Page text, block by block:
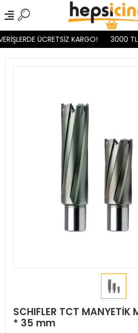
ÜCRETSİZ KARGO! 3000 TL
SCHIFLER TCT MANYETİK
* 35 mm